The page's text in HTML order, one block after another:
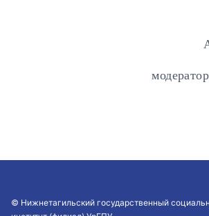
© Нижнетагильский государственный